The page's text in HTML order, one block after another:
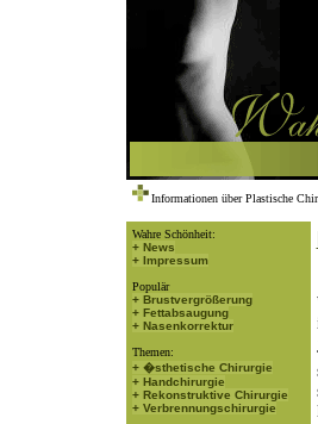
Informationen über Plastische
Wahre Schönheit:
+ News
+ Impressum
Populär
+ Brustvergrößerung
+ Fettabsaugung
+ Nasenkorrektur
Themen:
+ �sthetische Chirurgie
+ Handchirurgie
+ Rekonstruktive Chirurgie
+ Verbrennungschirurgie